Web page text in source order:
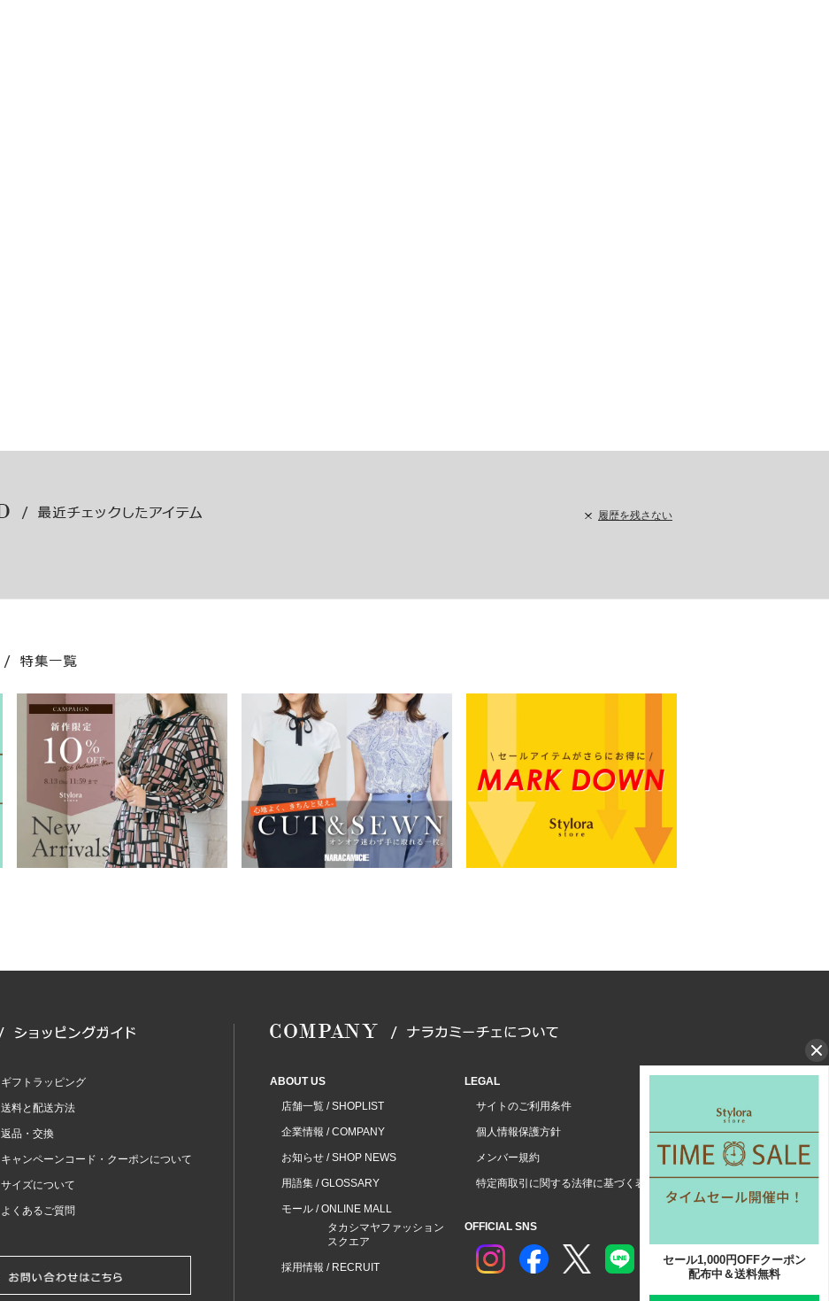
履歴を残さない
ギフトラッピング
送料と配送方法
返品・交換
キャンペーンコード・クーポンについて
サイズについて
よくあるご質問
ABOUT US
店舗一覧 / SHOPLIST
企業情報 / COMPANY
お知らせ / SHOP NEWS
用語集 / GLOSSARY
モール / ONLINE MALL
タカシマヤファッション
スクエア
採用情報 / RECRUIT
LEGAL
サイトのご利用条件
個人情報保護方針
メンバー規約
特定商取引に関する法律に基づく表示
OFFICIAL SNS
セール1,000円OFFクーポン
配布中＆送料無料